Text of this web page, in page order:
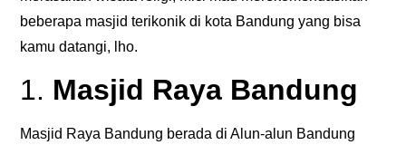
beberapa masjid terikonik di kota Bandung yang bisa
kamu datangi, lho.
1. Masjid Raya Bandung
Masjid Raya Bandung berada di Alun-alun Bandung